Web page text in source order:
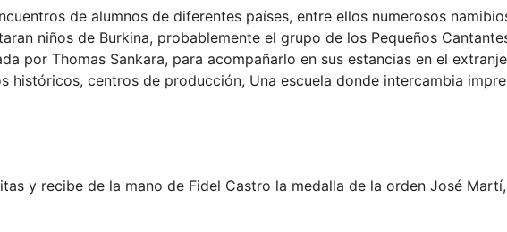
de alumnos de diferentes países, entre ellos numerosos
niños de Burkina, probablemente el grupo de los Pequeños
por Thomas Sankara, para acompañarlo en sus estancias en el
históricos, centros de producción, Una escuela donde intercambia
y recibe de la mano de Fidel Castro la medalla de la orden José